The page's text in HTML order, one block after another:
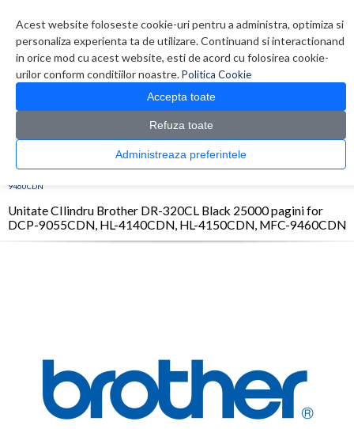
Acest website foloseste cookie-uri pentru a administra, optimiza si
personaliza experienta ta de utilizare. Continuand si interactionand
in orice mod cu acest website, esti de acord cu folosirea cookie-
urilor conform conditiilor noastre.Politica Cookie
Accepta toate
Refuza toate
Administreaza preferintele
0 produs(e)
CATALOG PRODUSE
Consumabile originale > OPC/Drum/Printhead
9460CDN
Unitate CIlindru Brother DR-320CL Black 25000 pagini for
DCP-9055CDN, HL-4140CDN, HL-4150CDN, MFC-9460CDN